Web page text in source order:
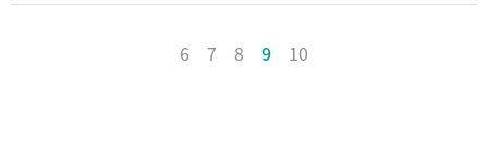
6 7 8 9 10